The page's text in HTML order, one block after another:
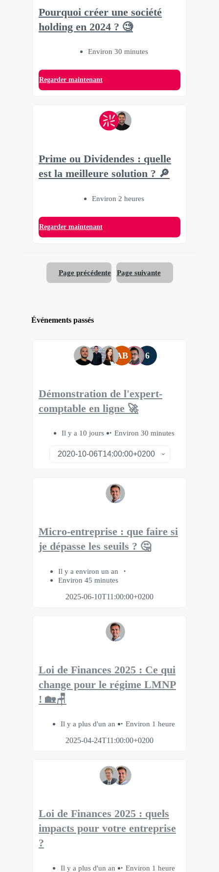
Pourquoi créer une société
holding en 2024 ? 🧐
Environ 30 minutes
Regarder maintenant
Prime ou Dividendes : quelle
est la meilleure solution ? 🔎
Environ 2 heures
Regarder maintenant
Page précédente Page suivante
Événements passés
AB 6
Démonstration de l'expert-
comptable en ligne 🚀
Il y a 10 jours Environ 30 minutes
Micro-entreprise : que faire si
je dépasse les seuils ? 🤔
Il y a environ un an
Environ 45 minutes
2025-06-10T11:00:00+0200
Loi de Finances 2025 : Ce qui
change pour le régime LMNP
! 🏡🪑
Il y a plus d'un an
Environ 1 heure
2025-04-24T11:00:00+0200
Loi de Finances 2025 : quels
impacts pour votre entreprise
?
Il y a plus d'un an Environ 1 heure